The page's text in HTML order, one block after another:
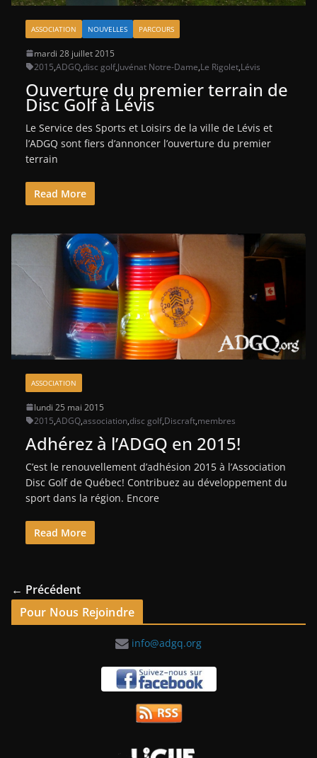
ASSOCIATION NOUVELLES PARCOURS
mardi 28 juillet 2015
2015,ADGQ,disc golf,Juvénat Notre-Dame,Le Rigolet,Lévis
Ouverture du premier terrain de
Disc Golf à Lévis
Le Service des Sports et Loisirs de la ville de Lévis et
l’ADGQ sont fiers d’annoncer l’ouverture du premier
terrain
Read More
ASSOCIATION
lundi 25 mai 2015
2015,ADGQ,association,disc golf,Discraft,membres
Adhérez à l’ADGQ en 2015!
C’est le renouvellement d’adhésion 2015 à l’Association
Disc Golf de Québec! Contribuez au développement du
sport dans la région. Encore
Read More
← Précédent
Pour Nous Rejoindre
info@adgq.org